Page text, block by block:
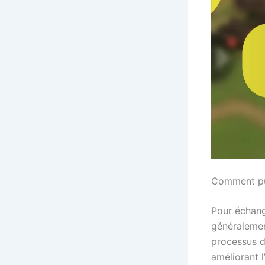
Comment
Pour
processus
améliorant